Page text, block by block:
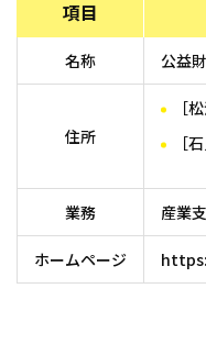
項目
名称 公益
住所
［
［
業務 産業
ホームページ